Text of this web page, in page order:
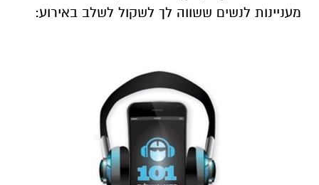
מעניינות לנשים ששווה לך לשקול לשלב באירוע: